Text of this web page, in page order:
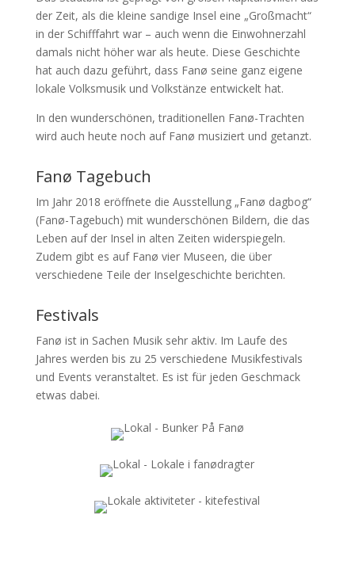
der Zeit, als die kleine sandige Insel eine „Großmacht“
in der Schifffahrt war – auch wenn die Einwohnerzahl
damals nicht höher war als heute. Diese Geschichte
hat auch dazu geführt, dass Fanø seine ganz eigene
lokale Volksmusik und Volkstänze entwickelt hat.
In den wunderschönen, traditionellen Fanø-Trachten
wird auch heute noch auf Fanø musiziert und getanzt.
Fanø Tagebuch
Im Jahr 2018 eröffnete die Ausstellung „Fanø dagbog“
(Fanø-Tagebuch) mit wunderschönen Bildern, die das
Leben auf der Insel in alten Zeiten widerspiegeln.
Zudem gibt es auf Fanø vier Museen, die über
verschiedene Teile der Inselgeschichte berichten.
Festivals
Fanø ist in Sachen Musik sehr aktiv. Im Laufe des
Jahres werden bis zu 25 verschiedene Musikfestivals
und Events veranstaltet. Es ist für jeden Geschmack
etwas dabei.